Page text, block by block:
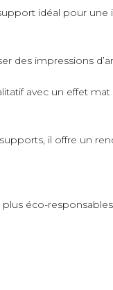
idéal pour
des impressions
avec un effet
il offre un
éco-